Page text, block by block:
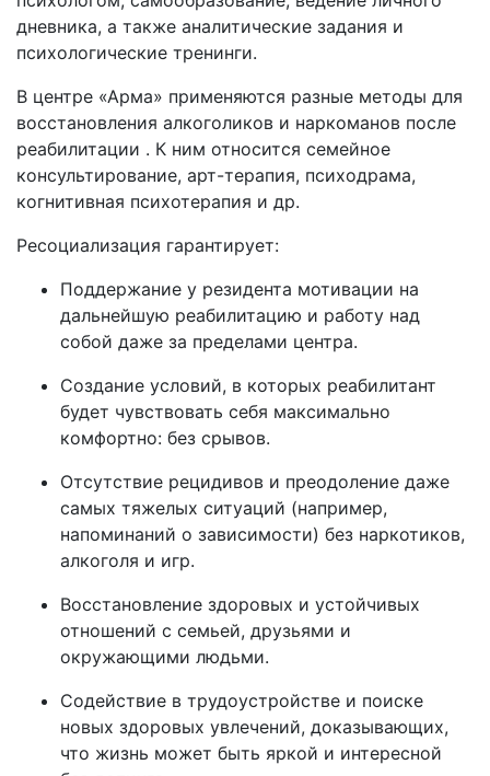
дневника, а также аналитические задания и
психологические тренинги.
В центре «Арма» применяются разные методы для
восстановления алкоголиков и наркоманов после
реабилитации . К ним относится семейное
консультирование, арт-терапия, психодрама,
когнитивная психотерапия и др.
Ресоциализация гарантирует:
Поддержание у резидента мотивации на
дальнейшую реабилитацию и работу над
собой даже за пределами центра.
Создание условий, в которых реабилитант
будет чувствовать себя максимально
комфортно: без срывов.
Отсутствие рецидивов и преодоление даже
самых тяжелых ситуаций (например,
напоминаний о зависимости) без наркотиков,
алкоголя и игр.
Восстановление здоровых и устойчивых
отношений с семьей, друзьями и
окружающими людьми.
Содействие в трудоустройстве и поиске
новых здоровых увлечений, доказывающих,
что жизнь может быть яркой и интересной